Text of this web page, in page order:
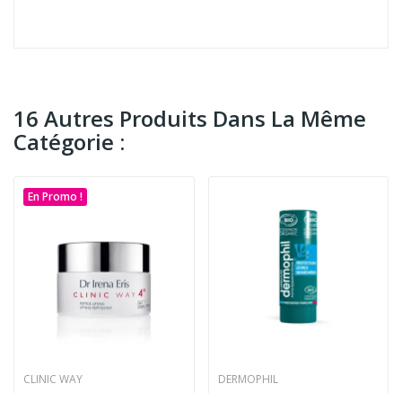
16 Autres Produits Dans La Même
Catégorie :
En Promo !
CLINIC WAY DERMOPHIL